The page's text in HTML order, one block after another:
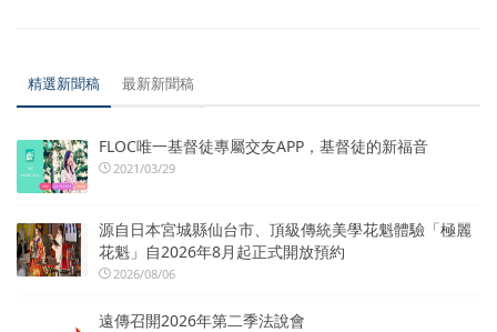
精選新聞稿 最新新聞稿
FLOC唯一基督徒專屬交友APP，基督徒的新福音
2021/03/29
源自日本宮城縣仙台市、頂級傳統美學花魁體驗「極麗
花魁」自2026年8月起正式開放預約
2026/08/06
遠傳召開2026年第二季法說會